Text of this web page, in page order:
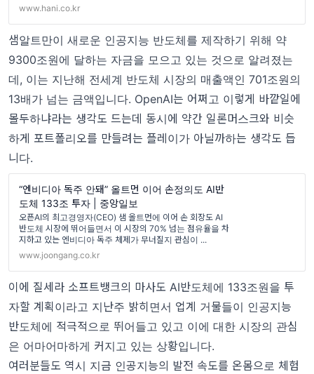
www.hani.co.kr
샘알트만이 새로운 인공지능 반도체를 제작하기 위해 약
9300조원에 달하는 자금을 모으고 있는 것으로 알려졌는
데, 이는 지난해 전세계 반도체 시장의 매출액인 701조원의
13배가 넘는 금액입니다. OpenAI는 어쩌고 이렇게 바깥일에
몰두하냐라는 생각도 드는데 동시에 약간 일론머스크와 비슷
하게 포트폴리오를 만들려는 플레이가 아닐까하는 생각도 듭
니다.
“엔비디아 독주 안돼” 올트먼 이어 손정의도 AI반
도체 133조 투자 | 중앙일보
오픈AI의 최고경영자(CEO) 샘 올트먼에 이어 손 회장도 AI
반도체 시장에 뛰어들면서 이 시장의 70% 넘는 점유율을 차
지하고 있는 엔비디아 독주 체제가 무너질지 관심이 ...
www.joongang.co.kr
이에 질세라 소프트뱅크의 마사도 AI반도체에 133조원을 투
자할 계획이라고 지난주 밝히면서 업계 거물들이 인공지능
반도체에 적극적으로 뛰어들고 있고 이에 대한 시장의 관심
은 어마어마하게 커지고 있는 상황입니다.
여러분들도 역시 지금 인공지능의 발전 속도를 온몸으로 체험